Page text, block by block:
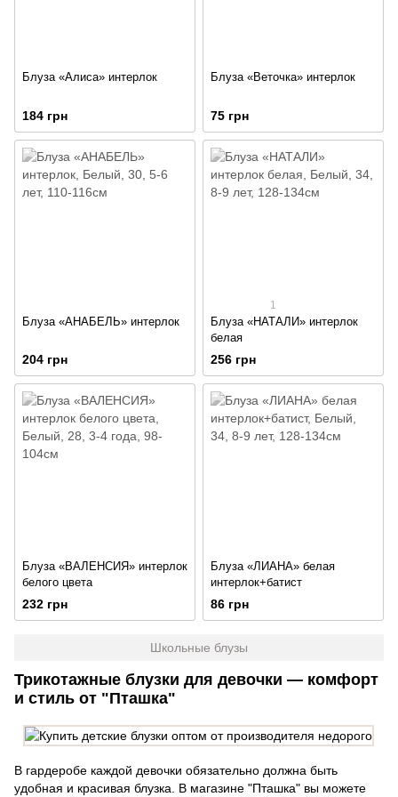
Блуза «Алиса» интерлок
184 грн
Блуза «Веточка» интерлок
75 грн
Блуза «АНАБЕЛЬ» интерлок
204 грн
1
Блуза «НАТАЛИ» интерлок
белая
256 грн
Блуза «ВАЛЕНСИЯ» интерлок
белого цвета
232 грн
Блуза «ЛИАНА» белая
интерлок+батист
86 грн
Школьные блузы
Трикотажные блузки для девочки — комфорт
и стиль от "Пташка"
В гардеробе каждой девочки обязательно должна быть
удобная и красивая блузка. В магазине "Пташка" вы можете